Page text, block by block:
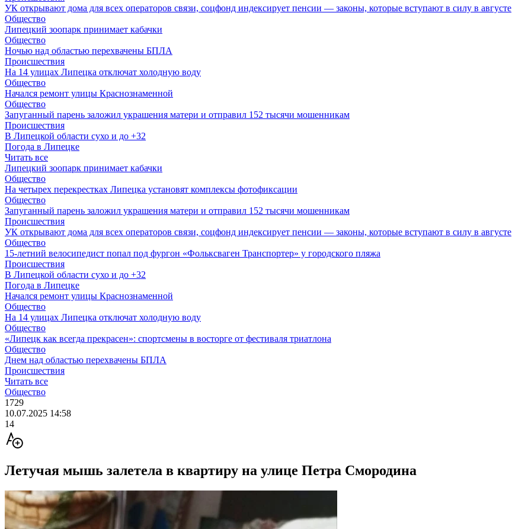
УК открывают дома для всех операторов связи, соцфонд индексирует пенсии — законы, которые вступают в силу в августе
Общество
Липецкий зоопарк принимает кабачки
Общество
Ночью над областью перехвачены БПЛА
Происшествия
На 14 улицах Липецка отключат холодную воду
Общество
Начался ремонт улицы Краснознаменной
Общество
Запуганный парень заложил украшения матери и отправил 152 тысячи мошенникам
Происшествия
В Липецкой области сухо и до +32
Погода в Липецке
Читать все
Липецкий зоопарк принимает кабачки
Общество
На четырех перекрестках Липецка установят комплексы фотофиксации
Общество
Запуганный парень заложил украшения матери и отправил 152 тысячи мошенникам
Происшествия
УК открывают дома для всех операторов связи, соцфонд индексирует пенсии — законы, которые вступают в силу в августе
Общество
15-летний велосипедист попал под фургон «Фольксваген Транспортер» у городского пляжа
Происшествия
В Липецкой области сухо и до +32
Погода в Липецке
Начался ремонт улицы Краснознаменной
Общество
На 14 улицах Липецка отключат холодную воду
Общество
«Липецк как всегда прекрасен»: спортсмены в восторге от фестиваля триатлона
Общество
Днем над областью перехвачены БПЛА
Происшествия
Читать все
Общество
1729
10.07.2025 14:58
14
Летучая мышь залетела в квартиру на улице Петра Смородина